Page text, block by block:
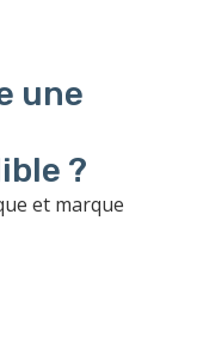
une
?
et marque